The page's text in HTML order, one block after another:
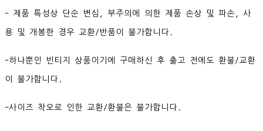
- 제품 특성상 단순 변심, 부주의에 의한 제품 손상 및 파손, 사
용 및 개봉한 경우 교환/반품이 불가합니다.
-하나뿐인 빈티지 상품이기에 구매하신 후 출고 전에도 환불/교환
이 불가합니다.
-사이즈 착오로 인한 교환/환불은 불가합니다.